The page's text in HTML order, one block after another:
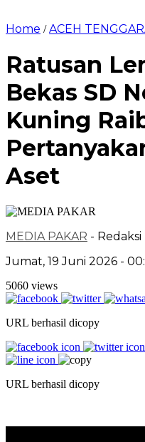
Home /ACEH
Ratusan
Bekas SD
Kuning
Aset
MEDIA PAKAR - Redaksi
Jumat, 19 Juni 2026 -
5060 views
URL berhasil dicopy
URL berhasil dicopy